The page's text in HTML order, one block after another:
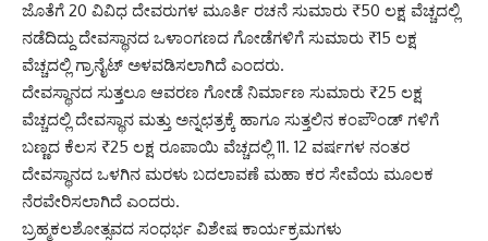
ಜೊತೆಗೆ 20 ವಿವಿಧ ದೇವರುಗಳ ಮೂರ್ತಿ ರಚನೆ ಸುಮಾರು ₹50 ಲಕ್ಷ ವೆಚ್ಚದಲ್ಲಿ
ನಡೆದಿದ್ದು ದೇವಸ್ಥಾನದ ಒಳಾಂಗಣದ ಗೋಡೆಗಳಿಗೆ ಸುಮಾರು ₹15 ಲಕ್ಷ
ವೆಚ್ಚದಲ್ಲಿ ಗ್ರಾನೈಟ್ ಅಳವಡಿಸಲಾಗಿದೆ ಎಂದರು.
ದೇವಸ್ಥಾನದ ಸುತ್ತಲೂ ಆವರಣ ಗೋಡೆ ನಿರ್ಮಾಣ ಸುಮಾರು ₹25 ಲಕ್ಷ
ವೆಚ್ಚದಲ್ಲಿ ದೇವಸ್ಥಾನ ಮತ್ತು ಅನ್ನಛತ್ರಕ್ಕೆ ಹಾಗೂ ಸುತ್ತಲಿನ ಕಂಪೌಂಡ್ ಗಳಿಗೆ
ಬಣ್ಣದ ಕೆಲಸ ₹25 ಲಕ್ಷ ರೂಪಾಯಿ ವೆಚ್ಚದಲ್ಲಿ 11. 12 ವರ್ಷಗಳ ನಂತರ
ದೇವಸ್ಥಾನದ ಒಳಗಿನ ಮರಳು ಬದಲಾವಣೆ ಮಹಾ ಕರ ಸೇವೆಯ ಮೂಲಕ
ನೆರವೇರಿಸಲಾಗಿದೆ ಎಂದರು.
ಬ್ರಹ್ಮಕಲಶೋತ್ಸವದ ಸಂಧರ್ಭ ವಿಶೇಷ ಕಾರ್ಯಕ್ರಮಗಳು